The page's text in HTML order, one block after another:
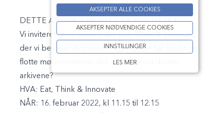
DETTE ARRANGEMENTET ER AVSLUTTET
Vi inviterer til en annerledes Eat, Think & Innovate,
der vi besøker Arkivenes Hus. Mange har brukt de
flotte møterommene der, men hva vet du om
arkivene?
HVA: Eat, Think & Innovate
NÅR: 16. februar 2022, kl 11.15 til 12.15
AKSEPTER ALLE COOKIES
AKSEPTER NØDVENDIGE COOKIES
INNSTILLINGER
LES MER